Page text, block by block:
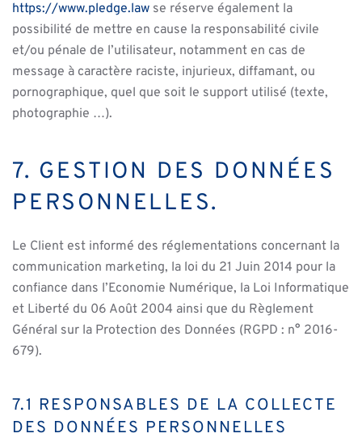
https://www.pledge.law se réserve également la
possibilité de mettre en cause la responsabilité civile
et/ou pénale de l’utilisateur, notamment en cas de
message à caractère raciste, injurieux, diffamant, ou
pornographique, quel que soit le support utilisé (texte,
photographie …).
7. GESTION DES DONNÉES
PERSONNELLES.
Le Client est informé des réglementations concernant la
communication marketing, la loi du 21 Juin 2014 pour la
confiance dans l’Economie Numérique, la Loi Informatique
et Liberté du 06 Août 2004 ainsi que du Règlement
Général sur la Protection des Données (RGPD : n° 2016-
679).
7.1 RESPONSABLES DE LA COLLECTE
DES DONNÉES PERSONNELLES